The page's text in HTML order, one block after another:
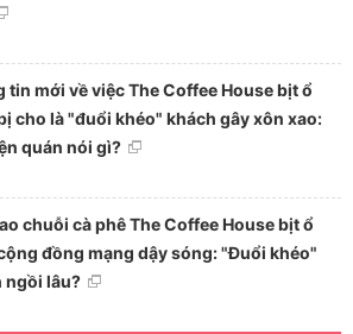
tin mới về việc The Coffee House bịt ổ
cho là "đuổi khéo" khách gây xôn xao:
quán nói gì?
chuỗi cà phê The Coffee House bịt ổ
đồng mạng dậy sóng: "Đuổi khéo"
ngồi lâu?